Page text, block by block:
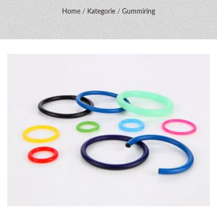
moderne Produktionsanlagen, um umfassende
Dichtungslösungen für Kunden weltweit zu liefern.
Home / Kategorie / Gummiring